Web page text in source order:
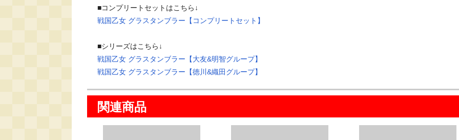
戦国乙女 グラスタンブラー【コンプリートセット】
戦国乙女 グラスタンブラー【大友&明智グループ】
戦国乙女 グラスタンブラー【徳川&織田グループ】
関連商品